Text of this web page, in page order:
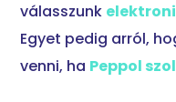
válasszunk
Egyet pedig arról,
venni, ha Peppol